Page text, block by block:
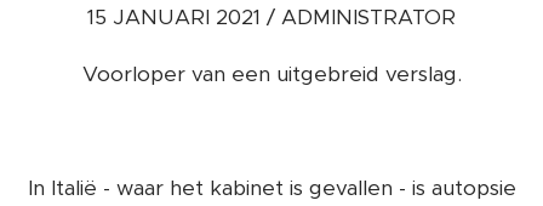
15 JANUARI 2021 / ADMINISTRATOR
Voorloper van een uitgebreid verslag.
In Italië - waar het kabinet is gevallen - is autopsie